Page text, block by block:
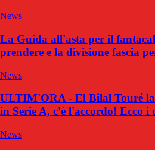
News
La Guida all'asta per il
prendere e la divisione fascia
News
ULTIM'ORA - El Bilal Touré
in Serie A, c'è l'accordo! Ecco
News